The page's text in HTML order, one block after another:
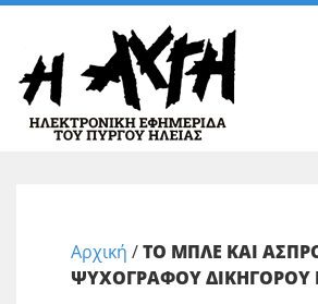
Αρχική /ΤΟ ΜΠΛΕ ΚΑΙ
ΨΥΧΟΓΡΑΦΟΥ ΔΙΚΗΓΟΡΟΥ